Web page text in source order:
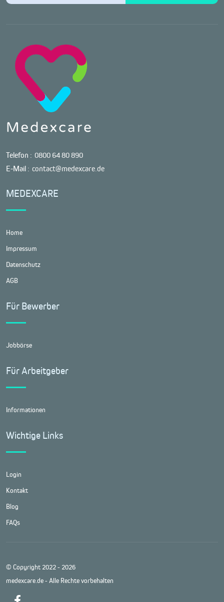
Telefon : 0800 64 80 890
E-Mail : contact@medexcare.de
MEDEXCARE
Home
Impressum
Datenschutz
AGB
Für Bewerber
Jobbörse
Für Arbeitgeber
Informationen
Wichtige Links
Login
Kontakt
Blog
FAQs
© Copyright 2022 - 2026
medexcare.de - Alle Rechte vorbehalten